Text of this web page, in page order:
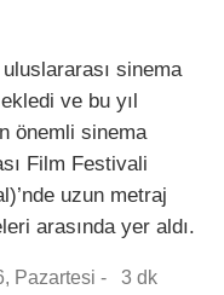
sinema
ve bu yıl
önemli sinema
Film Festivali
uzun metraj
arasında yer aldı.
Pazartesi -
3 dk